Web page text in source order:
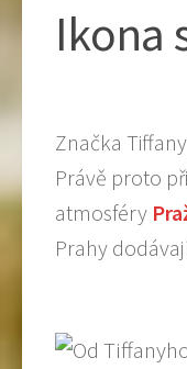
Ikona
Značka
Právě proto
atmosféry
Prahy